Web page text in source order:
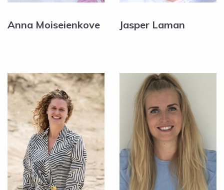
Anna Moiseienkove Jasper Laman